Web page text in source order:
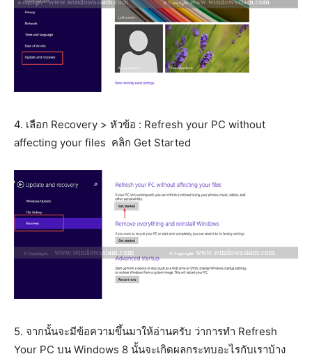
4. เลือก Recovery > หัวข้อ : Refresh your PC without
affecting your files คลิก Get Started
5. จากนั้นจะมีข้อความขึ้นมาให้อ่านครับ ว่าการทำ Refresh
Your PC บน Windows 8 นั้นจะเกิดผลกระทบอะไรกับเราบ้าง